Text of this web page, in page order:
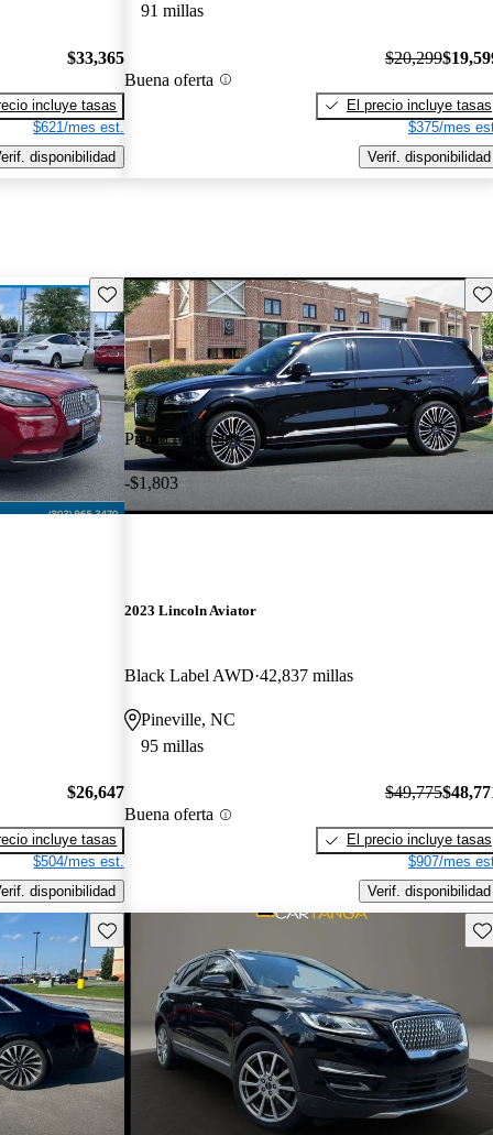
$33,365
incluye tasas
$621/mes est.
disponibilidad
91 millas
Buena oferta
$20,299
El precio incluye tasas
$375/mes
Verif. disponibilidad
Guarda este Aviso
$26,647
incluye tasas
$504/mes est.
disponibilidad
Precio reducido
-$1,803
2023 Lincoln Aviator
Black Label AWD 42,837 millas
Pineville, NC
95 millas
Buena oferta
$49,775
El precio incluye tasas
$907/mes
Verif. disponibilidad
Guarda este Aviso